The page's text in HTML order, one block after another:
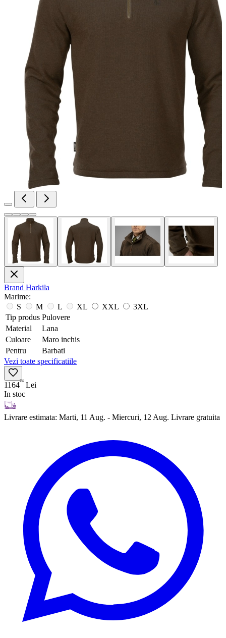
Brand Harkila
Marime:
S
M L XL XXL
3XL
Tip produs Pulovere
Material
Lana
Culoare
Maro inchis
Pentru
Barbati
Vezi toate specificatiile
116424 Lei
In stoc
Livrare estimata: Marti, 11 Aug. - Miercuri, 12 Aug. Livrare gratuita